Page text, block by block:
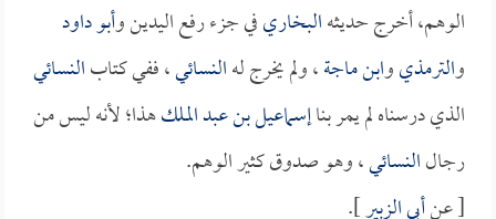
الوهم، أخرج حديثهالبخاريفي جزء رفع اليدين وأبو داود
والترمذيوابن ماجة، ولم يخرج لهالنسائي، ففي كتابالنسائي
الذي درسناه لم يمر بناإسماعيل بن عبد الملكهذا؛ لأنه ليس من
رجالالنسائي، وهو صدوق كثير الوهم.
[ عنأبي الزبير].